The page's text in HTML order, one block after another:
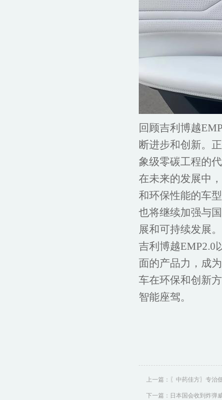
回顾吉利博越
断进步和创新。
象级零碳工程的
在未来的发展中
和环保性能的车
也将继续加强与
展和可持续发展。
吉利博越EMP2.0
面的产品力，成
车在环保和创新
智能座驾。
上一篇： 〖中药佳方〗专治
下一篇： 日本国会收到炸弹